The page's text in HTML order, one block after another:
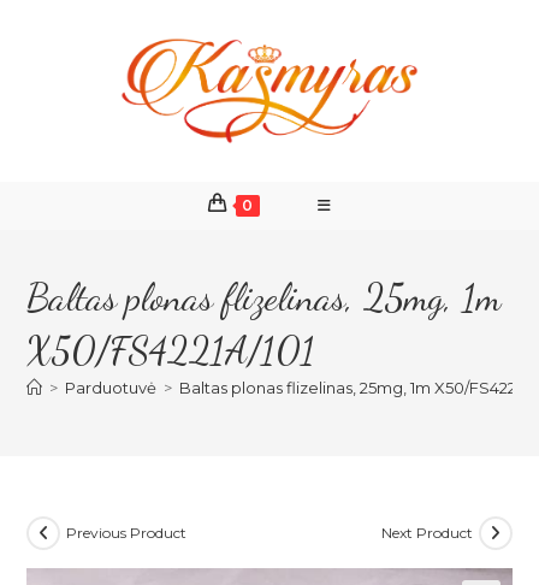
0
Baltas plonas flizelinas, 25mg, 1m
X50/FS4221A/101
> Parduotuvė > Baltas plonas flizelinas, 25mg, 1m X50/FS4221A/
Previous Product Next Product